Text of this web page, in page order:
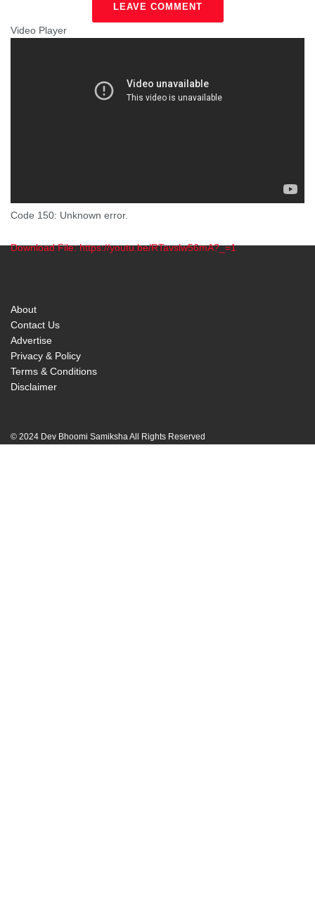
LEAVE COMMENT
Video Player
Code 150: Unknown error.
Download File: https://youtu.be/RTavslw56mA?_=1
About
Contact Us
Advertise
Privacy & Policy
Terms & Conditions
Disclaimer
© 2024 Dev Bhoomi Samiksha All Rights Reserved